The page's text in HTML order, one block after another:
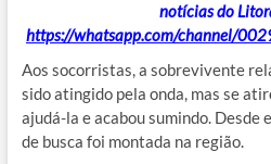
notícias do
https://whatsapp.com/channel/
Aos socorristas, a sobrevivente
sido atingido pela onda, mas se
ajudá-la e acabou sumindo. Desde
de busca foi montada na região.